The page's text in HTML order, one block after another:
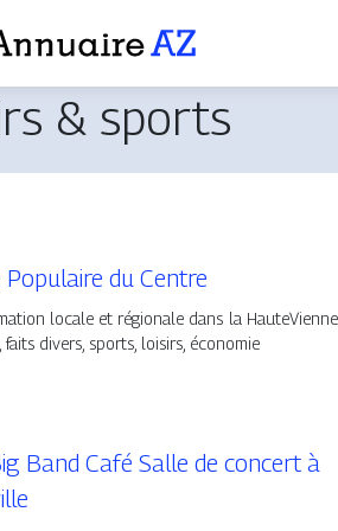
& sports
Populaire du Centre
locale et régionale dans la
divers, sports, loisirs, économie
Band Café Salle de concert à